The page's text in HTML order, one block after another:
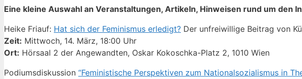
Eine kleine Auswahl an Veranstaltungen, Artikeln, Hinweisen rund um den
Heike Friauf: Hat sich der Feminismus erledigt? Der unfreiwillige Beitrag von
Zeit: Mittwoch, 14. März, 18:00 Uhr
Ort: Hörsaal 2 der Angewandten, Oskar Kokoschka-Platz 2, 1010 Wien
Podiumsdiskussion “Feministische Perspektiven zum Nationalsozialismus in